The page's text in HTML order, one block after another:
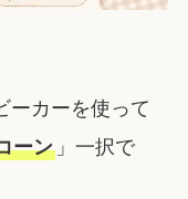
ーカーを使って
ーン」一択で